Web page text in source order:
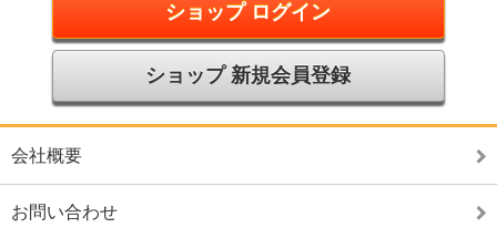
ショップ ログイン
ショップ 新規会員登録
会社概要
お問い合わせ